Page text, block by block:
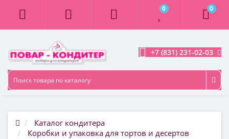
0 0
+7 (831) 231-02-03
Каталог кондитера
Коробки и упаковка для тортов и десертов